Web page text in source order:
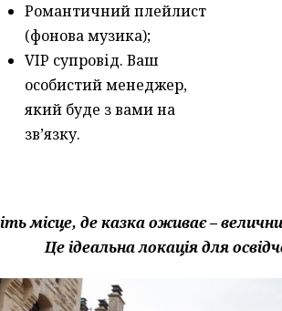
Романтичний плейлист
(фонова музика);
VIP супровід. Ваш
особистий менеджер,
який буде з вами на
зв’язку.
місце, де казка оживає –
Це ідеальна локація для